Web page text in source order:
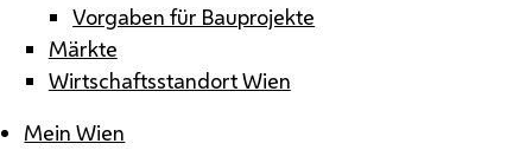
Vorgaben für Bauprojekte
Märkte
Wirtschaftsstandort Wien
Mein Wien